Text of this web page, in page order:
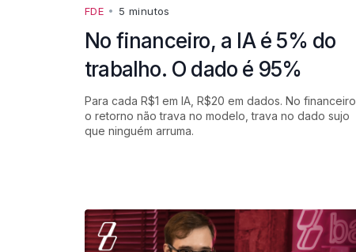
FDE • 5 minutos
No financeiro, a IA é 5% do
trabalho. O dado é 95%
Para cada R$1 em IA, R$20 em dados. No financeiro,
o retorno não trava no modelo, trava no dado sujo
que ninguém arruma.